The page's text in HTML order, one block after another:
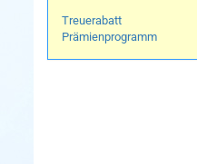
Treuerabatt
Prämienprogramm